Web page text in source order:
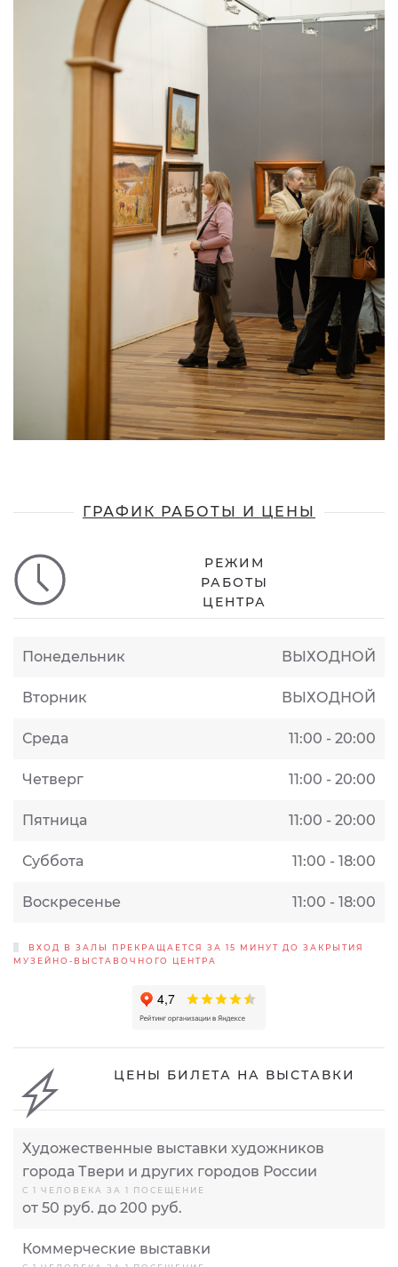
ГРАФИК РАБОТЫ И ЦЕНЫ
РЕЖИМ
РАБОТЫ
ЦЕНТРА
Понедельник ВЫХОДНОЙ
Вторник ВЫХОДНОЙ
Среда 11:00 - 20:00
Четверг 11:00 - 20:00
Пятница 11:00 - 20:00
Суббота 11:00 - 18:00
Воскресенье 11:00 - 18:00
ВХОД В ЗАЛЫ ПРЕКРАЩАЕТСЯ ЗА 15 МИНУТ ДО ЗАКРЫТИЯ
МУЗЕЙНО-ВЫСТАВОЧНОГО ЦЕНТРА
ЦЕНЫ БИЛЕТА НА ВЫСТАВКИ
Художественные выставки художников
города Твери и других городов России
С 1 ЧЕЛОВЕКА ЗА 1 ПОСЕЩЕНИЕ
от 50 руб. до 200 руб.
Коммерческие выставки